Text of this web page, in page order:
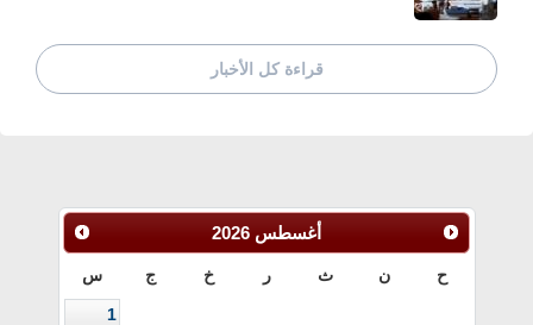
قراءة كل الأخبار
أغسطس 2026
ح ن ث ر خ ج س
1